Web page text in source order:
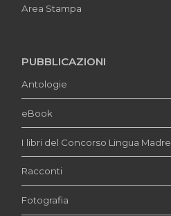
Area Stampa
PUBBLICAZIONI
Antologie
eBook
I libri del Concorso Lingua Madre
Racconti
Fotografia